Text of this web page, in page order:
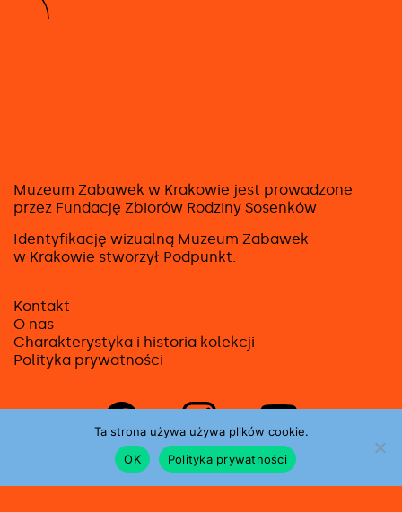
Muzeum Zabawek w Krakowie jest prowadzone
przez Fundację Zbiorów Rodziny Sosenków
Identyfikację wizualną Muzeum Zabawek
w Krakowie stworzył Podpunkt
Kontakt
O nas
Charakterystyka i historia kolekcji
Polityka prywatności
Strona
na
facebooku
Strona
na
instagramie
Strona
na
youtube
Dofinansowano ze środków Ministerstwa
Kultury, Dziedzictwa Narodowego i Sportu
Ta strona używa używa plików cookie.
OK
Polityka prywatności